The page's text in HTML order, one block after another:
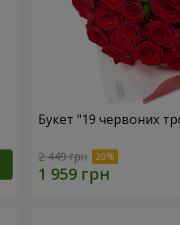
Букет "19 червоних
2 449 грн